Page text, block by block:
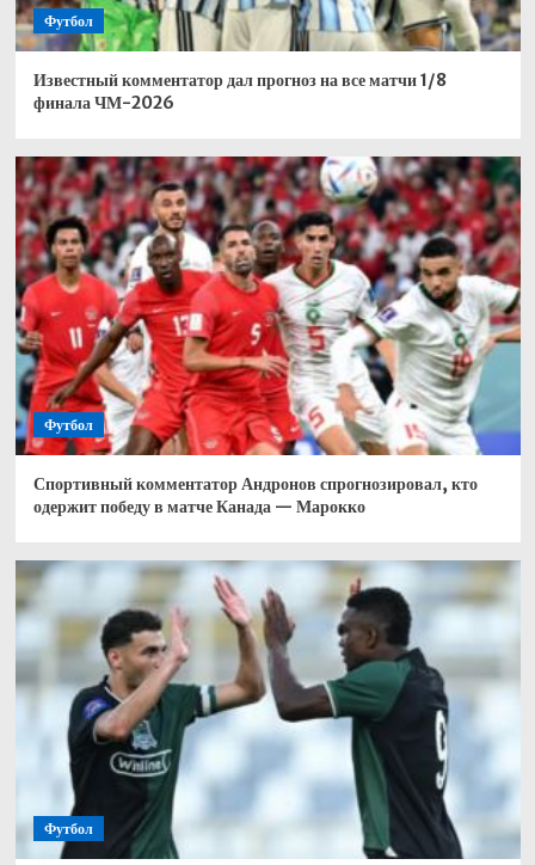
Футбол
Известный комментатор дал прогноз на все матчи 1/8
финала ЧМ-2026
Футбол
Спортивный комментатор Андронов спрогнозировал, кто
одержит победу в матче Канада — Марокко
Футбол